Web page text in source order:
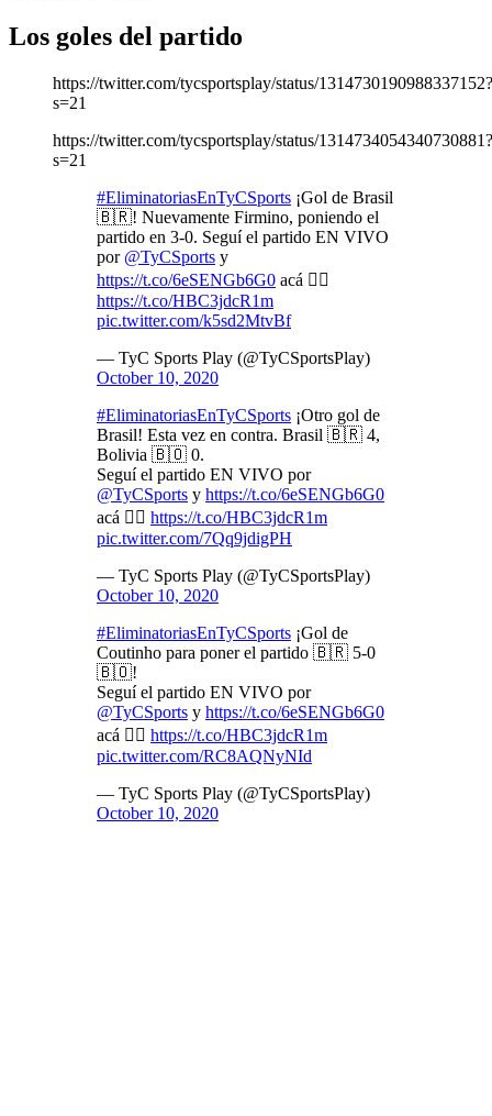
Los goles del partido
https://twitter.com/tycsportsplay/status/1314730190988337152?
s=21
https://twitter.com/tycsportsplay/status/1314734054340730881?
s=21
#EliminatoriasEnTyCSports ¡Gol de Brasil
🇧🇷! Nuevamente Firmino, poniendo el
partido en 3-0. Seguí el partido EN VIVO
por @TyCSports y
https://t.co/6eSENGb6G0 acá 👉🏼
https://t.co/HBC3jdcR1m
pic.twitter.com/k5sd2MtvBf
— TyC Sports Play (@TyCSportsPlay)
October 10, 2020
#EliminatoriasEnTyCSports ¡Otro gol de
Brasil! Esta vez en contra. Brasil 🇧🇷 4,
Bolivia 🇧🇴 0.
Seguí el partido EN VIVO por
@TyCSports y https://t.co/6eSENGb6G0
acá 👉🏼 https://t.co/HBC3jdcR1m
pic.twitter.com/7Qq9jdigPH
— TyC Sports Play (@TyCSportsPlay)
October 10, 2020
#EliminatoriasEnTyCSports ¡Gol de
Coutinho para poner el partido 🇧🇷 5-0
🇧🇴!
Seguí el partido EN VIVO por
@TyCSports y https://t.co/6eSENGb6G0
acá 👉🏼 https://t.co/HBC3jdcR1m
pic.twitter.com/RC8AQNyNId
— TyC Sports Play (@TyCSportsPlay)
October 10, 2020